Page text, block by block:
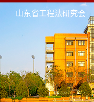
山东省工程法研究会